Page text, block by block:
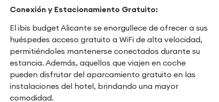
Conexión y Estacionamiento Gratuito:
El ibis budget Alicante se enorgullece de ofrecer a sus
huéspedes acceso gratuito a WiFi de alta velocidad,
permitiéndoles mantenerse conectados durante su
estancia. Además, aquellos que viajen en coche
pueden disfrutar del aparcamiento gratuito en las
instalaciones del hotel, brindando una mayor
comodidad.